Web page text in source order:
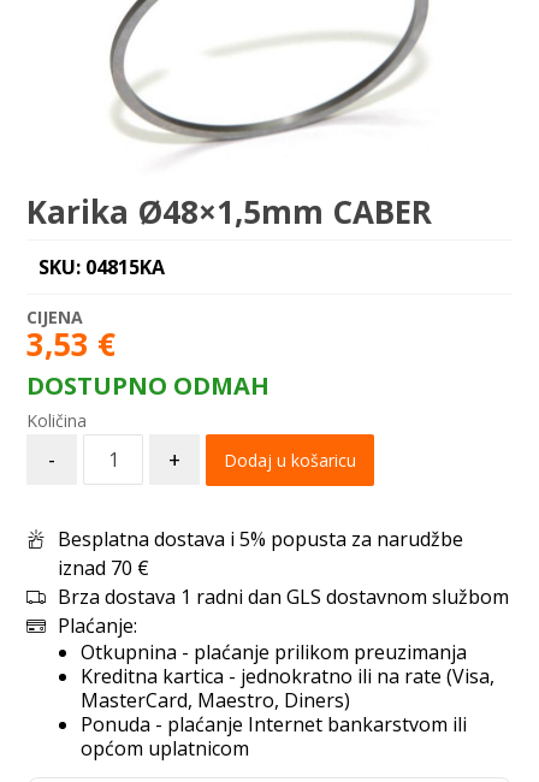
Karika Ø48×1,5mm CABER
SKU: 04815KA
3,53 €
DOSTUPNO ODMAH
- + Dodaj u košaricu
Besplatna dostava i 5% popusta za narudžbe
iznad 70 €
Brza dostava 1 radni dan GLS dostavnom službom
Plaćanje:
Otkupnina - plaćanje prilikom preuzimanja
Kreditna kartica - jednokratno ili na rate (Visa,
MasterCard, Maestro, Diners)
Ponuda - plaćanje Internet bankarstvom ili
općom uplatnicom